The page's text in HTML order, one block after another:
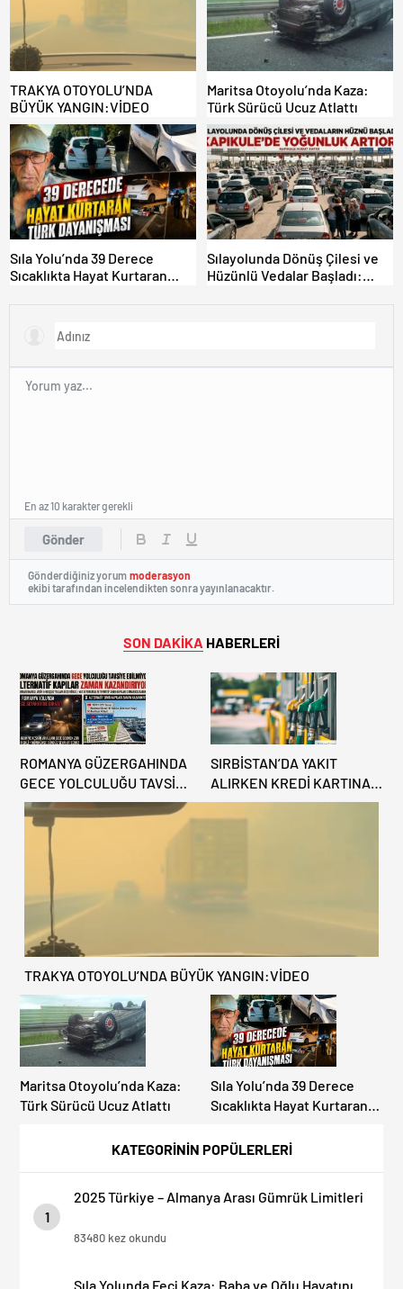
TRAKYA OTOYOLU’NDA
BÜYÜK YANGIN:VİDEO
Maritsa Otoyolu’nda Kaza:
Türk Sürücü Ucuz Atlattı
Sıla Yolu’nda 39 Derece
Sıcaklıkta Hayat Kurtaran
Sılayolunda Dönüş Çilesi ve
Hüzünlü Vedalar Başladı:
Gönder
En az 10 karakter gerekli
Gönderdiğiniz yorum moderasyon
ekibi tarafından incelendikten sonra yayınlanacaktır.
SON DAKİKA HABERLERİ
KATEGORİNİN POPÜLERLERİ
1
2025 Türkiye – Almanya Arası Gümrük Limitleri
83480 kez okundu
Sıla Yolunda Feci Kaza: Baba ve Oğlu Hayatını
ROMANYA GÜZERGAHINDA
GECE YOLCULUĞU TAVSİYE
EDİLMİYOR: ALTERNATİF
KAPILAR ZAMAN
KAZANDIRIYOR!
SIRBİSTAN’DA YAKIT
ALIRKEN KREDİ KARTINA
DİKKAT: MAĞDUR
OLMAYIN!
TRAKYA OTOYOLU’NDA BÜYÜK YANGIN:VİDEO
Maritsa Otoyolu’nda Kaza:
Türk Sürücü Ucuz Atlattı
Sıla Yolu’nda 39 Derece
Sıcaklıkta Hayat Kurtaran